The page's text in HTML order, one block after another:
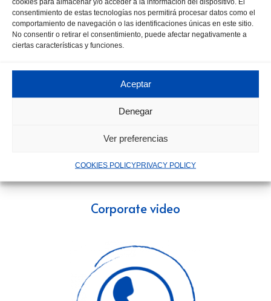
consentimiento de estas tecnologías nos permitirá procesar datos como el
comportamiento de navegación o las identificaciones únicas en este sitio.
No consentir o retirar el consentimiento, puede afectar negativamente a
ciertas características y funciones.
Aceptar
Denegar
Ver preferencias
COOKIES POLICYPRIVACY POLICY
Waste management process
Corporate video